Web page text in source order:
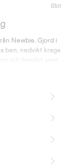
Stor
Newbie. Gjord i
ben, nedvikt krage